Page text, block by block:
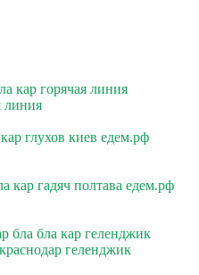
кар горячая линия
линия
глухов киев едем.рф
кар гадяч полтава едем.рф
бла бла кар геленджик
геленджик